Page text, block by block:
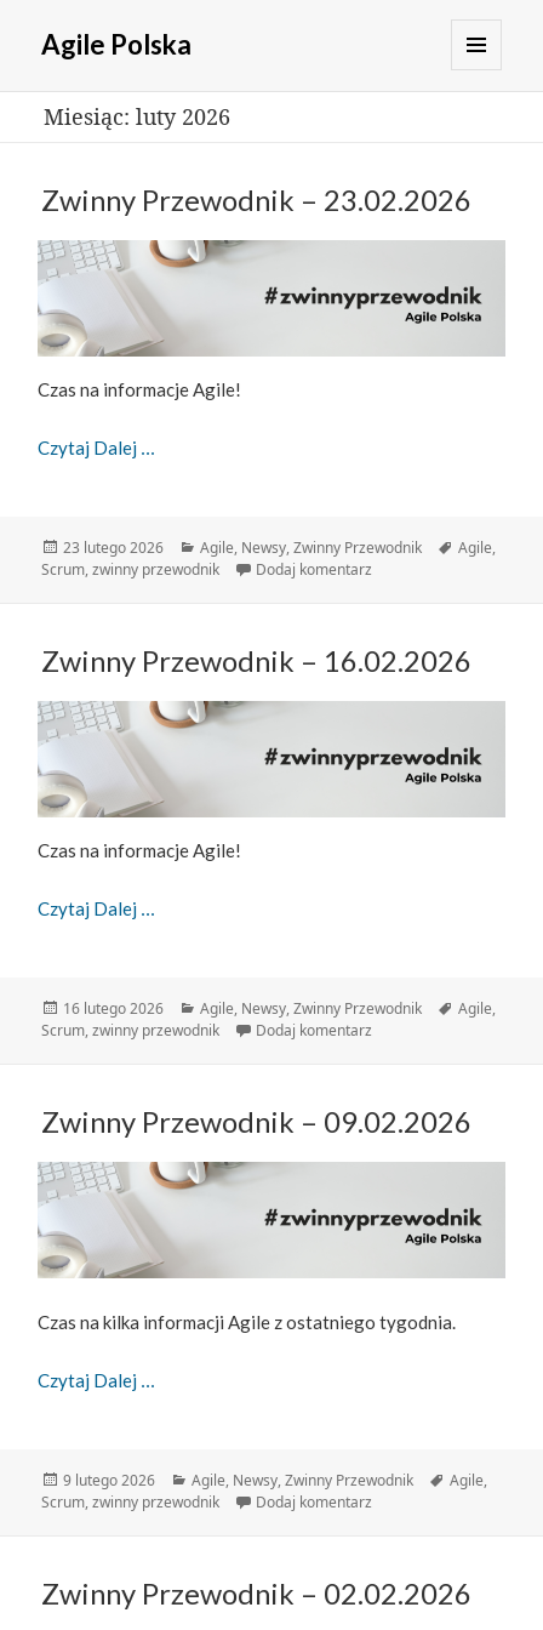
Agile Polska
Miesiąc: luty 2026
Zwinny Przewodnik – 23.02.2026
Czas na informacje Agile!
Czytaj Dalej
Data
publikacji
23 lutego 2026 Kategorie
Agile, Newsy,Zwinny Przewodnik Tagi
Agile,
Scrum,zwinny przewodnik Dodaj komentarz
Zwinny Przewodnik – 16.02.2026
Czas na informacje Agile!
Czytaj Dalej
Data
publikacji
16 lutego 2026 Kategorie
Agile, Newsy,Zwinny Przewodnik Tagi
Agile,
Scrum,zwinny przewodnik Dodaj komentarz
Zwinny Przewodnik – 09.02.2026
Czas na kilka informacji Agile z ostatniego tygodnia.
Czytaj Dalej
Data
publikacji
9 lutego 2026 Kategorie
Agile, Newsy,Zwinny Przewodnik Tagi
Agile,
Scrum,zwinny przewodnik Dodaj komentarz
Zwinny Przewodnik – 02.02.2026